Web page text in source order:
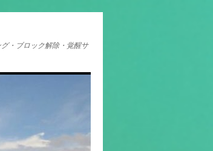
・ブロック解除・覚醒サ